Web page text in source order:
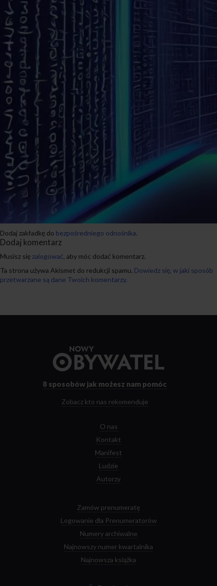
Dodaj zakładkę do bezpośredniego odnośnika.
Dodaj komentarz
Musisz się zalogować, aby móc dodać komentarz.
Ta strona używa Akismet do redukcji spamu. Dowiedz się, w jaki sposób
przetwarzane są dane Twoich komentarzy.
strony
8 sposobów jak możesz nam pomóc
Zobacz kto nas rekomenduje
O nas
Kontakt
Manifest
Ludzie
Autorzy
Zamów prenumeratę
Logowanie dla Prenumeratorów
Numery archiwalne
Najnowszy numer kwartalnika
Najnowsza książka